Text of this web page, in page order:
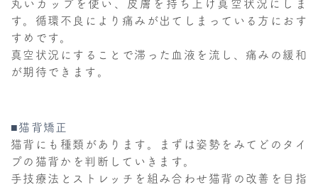
丸いカップを使い、皮膚を持ち上げ真空状況にしま
す。循環不良により痛みが出てしまっている方におす
すめです。
真空状況にすることで滞った血液を流し、痛みの緩和
が期待できます。
■猫背矯正
猫背にも種類があります。まずは姿勢をみてどのタイ
プの猫背かを判断していきます。
手技療法とストレッチを組み合わせ猫背の改善を目指